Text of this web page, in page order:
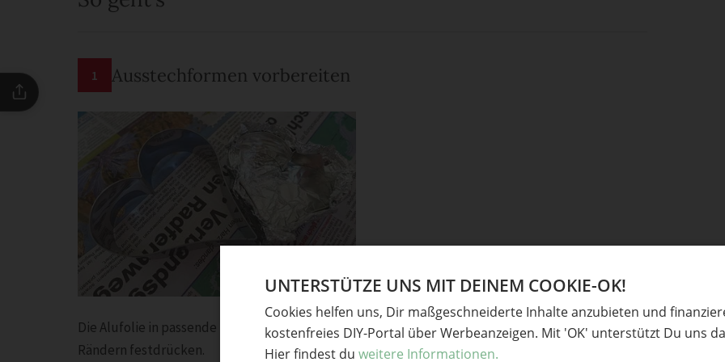
1 Ausstechformen vorbereiten
Die Alufolie in passende Stücke reißen oder schneiden, unter die Ausstechform legen und an den
Rändern festdrücken.
UNTERSTÜTZE UNS MIT DEINEM COOKIE-OK!
Cookies helfen uns, Dir maßgeschneiderte Inhalte anzubieten und
kostenfreies DIY-Portal über Werbeanzeigen. Mit 'OK' unterstützt Du uns
Hier findest du weitere Informationen.